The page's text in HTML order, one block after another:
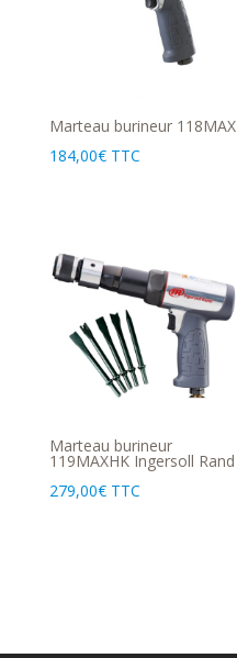
Marteau burineur 118MAX
184,00€ TTC
Marteau burineur
119MAXHK Ingersoll Rand
279,00€ TTC